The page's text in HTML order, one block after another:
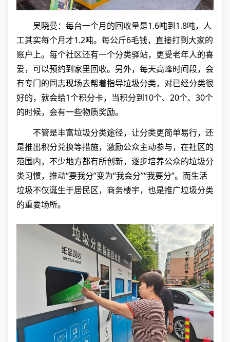
吴晓曼：每台一个月的回收量是1.6吨到1.8吨，人
工其实每个月才1.2吨。每公斤6毛钱，直接打到大家的
账户上。每个社区还有一个分类驿站，更受老年人的喜
爱，可以预约到家里回收。另外，每天高峰时间段，会
有专门的同志现场去帮着指导垃圾分类，对已经分类很
好的，就会给1个积分卡，当积分到10个、20个、30个
的时候，会有一些物质奖励。
不管是丰富垃圾分类途径，让分类更简单易行，还
是推出积分兑换等措施，激励公众主动参与，在社区的
范围内，不少地方都有所创新，逐步培养公众的垃圾分
类习惯，推动“要我分”变为“我会分”“我要分”。而生活
垃圾不仅诞生于居民区，商务楼宇，也是推广垃圾分类
的重要场所。